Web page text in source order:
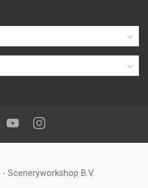
op:YoutubeInstagram
- Sceneryworkshop B.V.